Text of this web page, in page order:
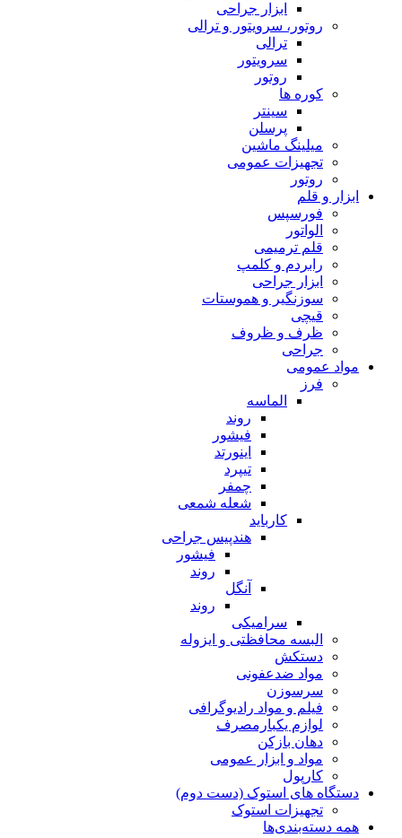
ابزار جراحی
روتور، سرویتور و ترالی
ترالی
سرویتور
روتور
کوره ها
سینتر
پرسلن
میلینگ ماشین
تجهیزات عمومی
روتور
ابزار و قلم
فورسپس
الواتور
قلم ترمیمی
رابردم و کلمپ
ابزار جراحی
سوزنگیر و هموستات
قیچی
ظرف و ظروف
جراحی
مواد عمومی
فرز
الماسه
روند
فیشور
اینورتد
تیپرد
چمفر
شعله شمعی
کارباید
هندپیس جراحی
فیشور
روند
آنگل
روند
سرامیکی
البسه محافظتی و ایزوله
دستکش
مواد ضدعفونی
سرسوزن
فیلم و مواد رادیوگرافی
لوازم یکبارمصرف
دهان بازکن
مواد و ابزار عمومی
کارپول
دستگاه های استوک (دست دوم)
تجهیزات استوک
همه دسته‌بندی‌ها